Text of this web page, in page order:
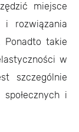
miejsce
rozwiązania
Ponadto takie
w
szczególnie
i